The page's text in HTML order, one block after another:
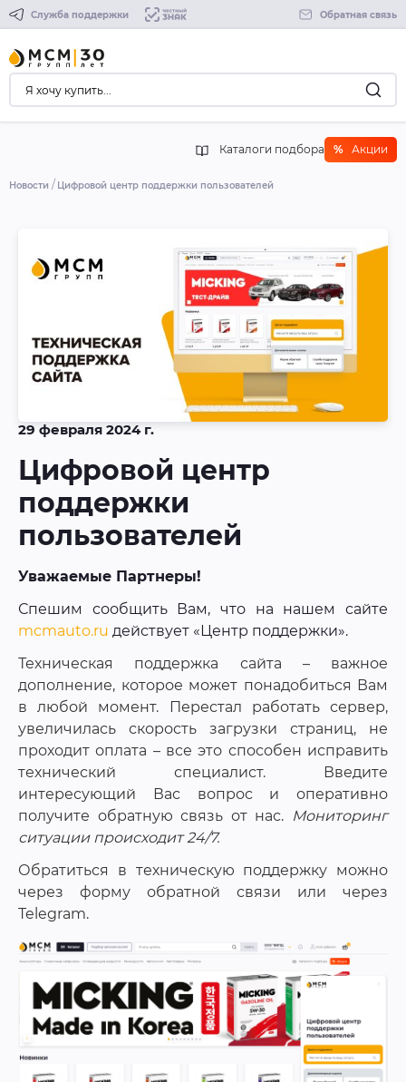
Служба поддержки Обратная связь
Каталоги подбора % Акции
Новости Цифровой центр поддержки пользователей
29 февраля 2024 г.
Цифровой центр
поддержки
пользователей
Уважаемые Партнеры!
Спешим сообщить Вам, что на нашем сайте
mcmauto.ru действует «Центр поддержки».
Техническая поддержка сайта – важное
дополнение, которое может понадобиться Вам
в любой момент. Перестал работать сервер,
увеличилась скорость загрузки страниц, не
проходит оплата – все это способен исправить
технический специалист. Введите
интересующий Вас вопрос и оперативно
получите обратную связь от нас. Мониторинг
ситуации происходит 24/7.
Обратиться в техническую поддержку можно
через форму обратной связи или через
Telegram.